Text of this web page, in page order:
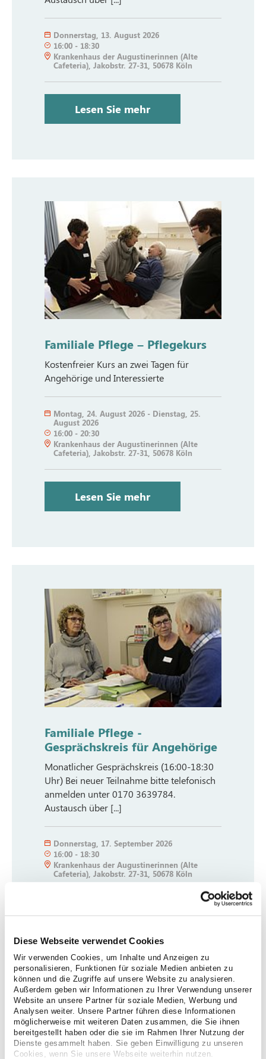
Diese Webseite verwendet Cookies
Wir verwenden Cookies, um Inhalte und Anzeigen zu
personalisieren, Funktionen für soziale Medien anbieten zu
können und die Zugriffe auf unsere Website zu analysieren.
Außerdem geben wir Informationen zu Ihrer Verwendung unserer
Website an unsere Partner für soziale Medien, Werbung und
Analysen weiter. Unsere Partner führen diese Informationen
möglicherweise mit weiteren Daten zusammen, die Sie ihnen
bereitgestellt haben oder die sie im Rahmen Ihrer Nutzung der
Dienste gesammelt haben. Sie geben Einwilligung zu unseren
Cookies, wenn Sie unsere Webseite weiterhin nutzen.
Donnerstag 13. August 2026
16:00 - 18:30
Krankenhaus der Augustinerinnen (Alte
Cafeteria), Jakobstr. 27-31, 50678 Köln
Lesen Sie mehr
Familiale Pflege – Pflegekurs
Kostenfreier Kurs an zwei Tagen für
Angehörige und Interessierte
Montag 24. August 2026 - Dienstag 25.
August 2026
16:00 - 20:30
Krankenhaus der Augustinerinnen (Alte
Cafeteria), Jakobstr. 27-31, 50678 Köln
Lesen Sie mehr
Familiale Pflege -
Gesprächskreis für Angehörige
Monatlicher Gesprächskreis (16:00-18:30
Uhr) Bei neuer Teilnahme bitte telefonisch
anmelden unter 0170 3639784.
Austausch über [...]
Donnerstag 17. September 2026
16:00 - 18:30
Krankenhaus der Augustinerinnen (Alte
Cafeteria), Jakobstr. 27-31, 50678 Köln
Lesen Sie mehr